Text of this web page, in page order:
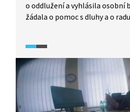
o oddlužení a vyhlásila osobní
žádala o pomoc s dluhy a o